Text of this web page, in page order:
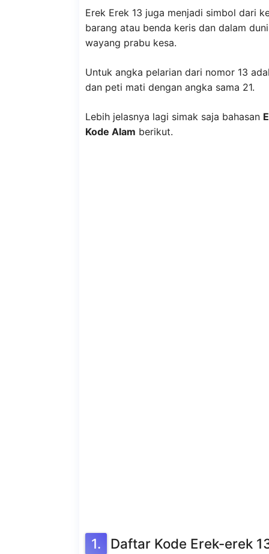
Erek Erek 13 juga menjadi simbol dari
barang atau benda keris dan dalam
wayang prabu kesa.
Untuk angka pelarian dari nomor 13
dan peti mati dengan angka sama 21.
Lebih jelasnya lagi simak saja bahasan
Kode Alam berikut.
Daftar Kode Erek-erek